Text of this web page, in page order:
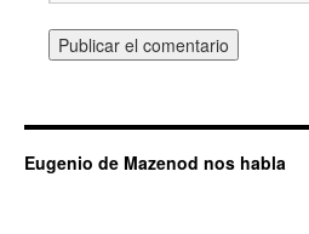
Eugenio de Mazenod nos habla